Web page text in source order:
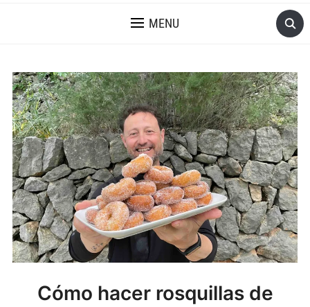
MENU
Cómo hacer rosquillas de